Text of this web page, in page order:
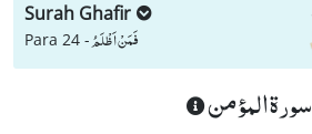
Surah Ghafir
Para 24 -فَمَنْ اَظْلَمُ
سورة المؤمن